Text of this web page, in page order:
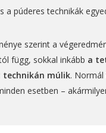
a púderes technikák
szerint a
függ, sokkal inkább a
múlik.
esetben –